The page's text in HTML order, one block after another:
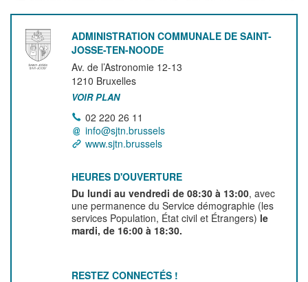
ADMINISTRATION COMMUNALE DE SAINT-
JOSSE-TEN-NOODE
Av. de l’Astronomie 12-13
1210 Bruxelles
VOIR PLAN
02 220 26 11
info@sjtn.brussels
www.sjtn.brussels
HEURES D'OUVERTURE
Du lundi au vendredi de 08:30 à 13:00, avec
une permanence du Service démographie (les
services Population, État civil et Étrangers) le
mardi, de 16:00 à 18:30.
RESTEZ CONNECTÉS !